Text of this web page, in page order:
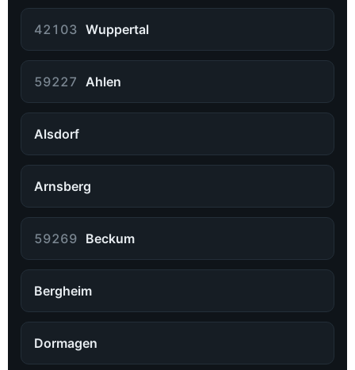
42103 Wuppertal
59227 Ahlen
Alsdorf
Arnsberg
59269 Beckum
Bergheim
Dormagen